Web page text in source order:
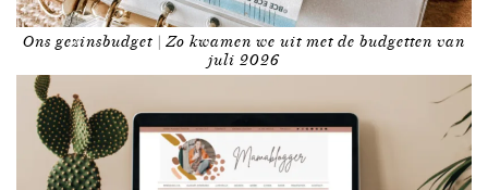
Ons gezinsbudget | Zo kwamen we uit met de budgetten van
juli 2026